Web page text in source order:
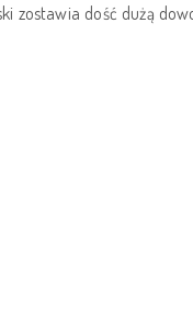
zostawia dość dużą